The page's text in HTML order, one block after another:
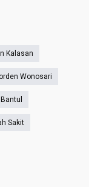
Kalasan
Wonosari
Sakit